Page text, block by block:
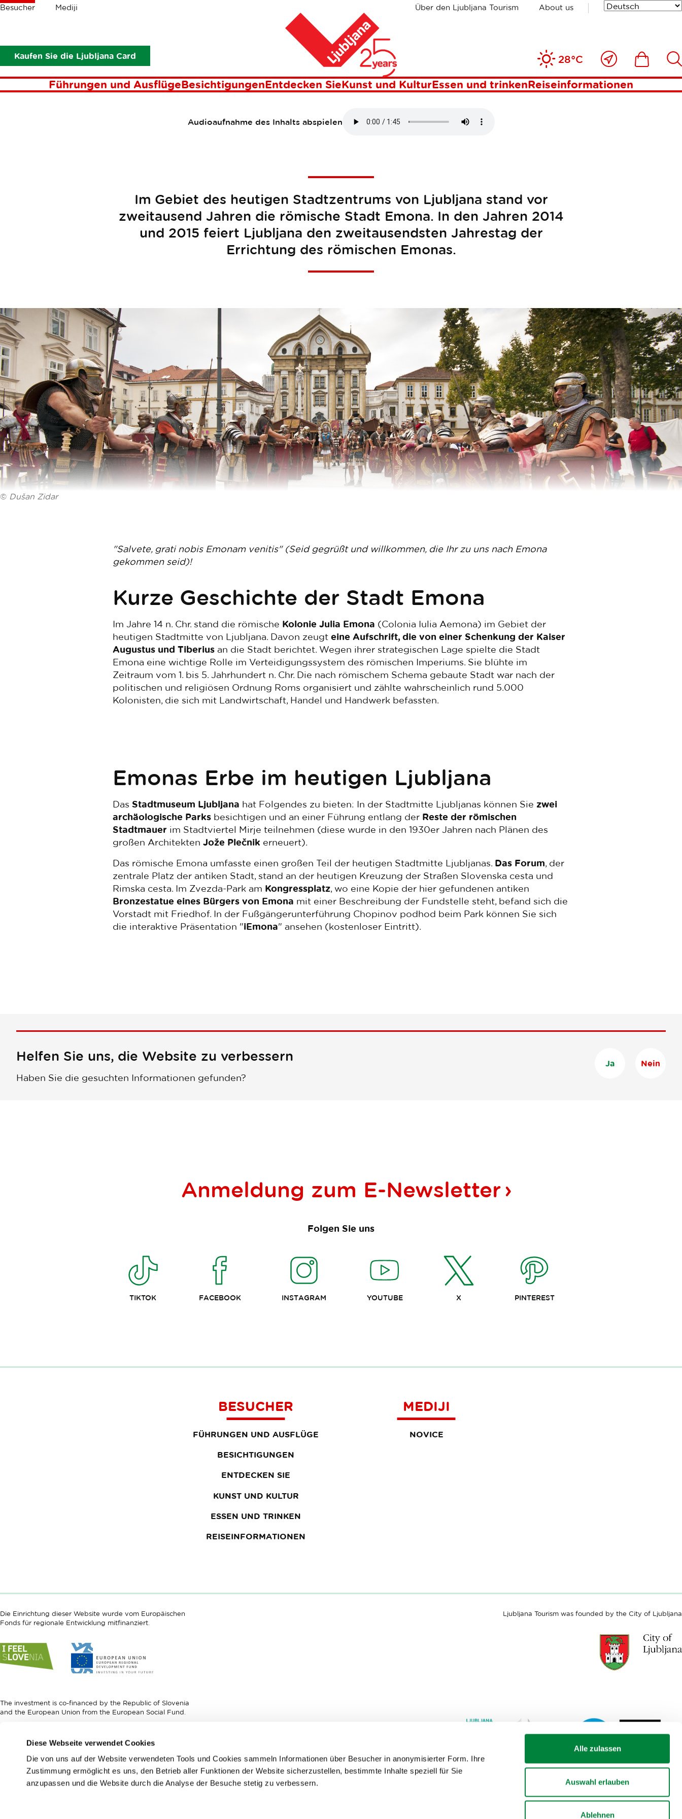
Diese Webseite verwendet Cookies
Die von uns auf der Website verwendeten Tools und Cookies sammeln Informationen über Besucher in anonymisierter Form. Ihre
Zustimmung ermöglicht es uns, den Betrieb aller Funktionen der Website sicherzustellen, bestimmte Inhalte speziell für Sie
anzupassen und die Website durch die Analyse der Besuche stetig zu verbessern.
Alle zulassen
Auswahl erlauben
Ablehnen
Besucher Mediji Über den Ljubljana Tourism About us
Kaufen Sie die Ljubljana Card 28°C
Nahe
bei
mir
Führungen und AusflügeBesichtigungenEntdecken SieKunst und KulturEssen und trinkenReiseinformationen
Krümel
Römisches Ljubljana
Audioaufnahme des Inhalts abspielen
Im Gebiet des heutigen Stadtzentrums von Ljubljana stand vor
zweitausend Jahren die römische Stadt Emona. In den Jahren 2014
und 2015 feiert Ljubljana den zweitausendsten Jahrestag der
Errichtung des römischen Emonas.
© Dušan Zidar
"Salvete, grati nobis Emonam venitis" (Seid gegrüßt und willkommen, die Ihr zu uns nach Emona
gekommen seid)!
Kurze Geschichte der Stadt Emona
Im Jahre 14 n. Chr. stand die römische Kolonie Julia Emona (Colonia Iulia Aemona) im Gebiet der
heutigen Stadtmitte von Ljubljana. Davon zeugt eine Aufschrift, die von einer Schenkung der Kaiser
Augustus und Tiberius an die Stadt berichtet. Wegen ihrer strategischen Lage spielte die Stadt
Emona eine wichtige Rolle im Verteidigungssystem des römischen Imperiums. Sie blühte im
Zeitraum vom 1. bis 5. Jahrhundert n. Chr. Die nach römischem Schema gebaute Stadt war nach der
politischen und religiösen Ordnung Roms organisiert und zählte wahrscheinlich rund 5.000
Kolonisten, die sich mit Landwirtschaft, Handel und Handwerk befassten.
Emonas Erbe im heutigen Ljubljana
Das Stadtmuseum Ljubljana hat Folgendes zu bieten: In der Stadtmitte Ljubljanas können Sie zwei
archäologische Parks besichtigen und an einer Führung entlang der Reste der römischen
Stadtmauer im Stadtviertel Mirje teilnehmen (diese wurde in den 1930er Jahren nach Plänen des
großen Architekten Jože Plečnik erneuert).
Das römische Emona umfasste einen großen Teil der heutigen Stadtmitte Ljubljanas. Das Forum, der
zentrale Platz der antiken Stadt, stand an der heutigen Kreuzung der Straßen Slovenska cesta und
Rimska cesta. Im Zvezda-Park am Kongressplatz, wo eine Kopie der hier gefundenen antiken
Bronzestatue eines Bürgers von Emona mit einer Beschreibung der Fundstelle steht, befand sich die
Vorstadt mit Friedhof. In der Fußgängerunterführung Chopinov podhod beim Park können Sie sich
die interaktive Präsentation "iEmona" ansehen (kostenloser Eintritt).
Helfen Sie uns, die Website zu verbessern
Haben Sie die gesuchten Informationen gefunden?
Ja Nein
Anmeldung zum E-Newsletter
Folgen Sie uns
TIKTOK FACEBOOK INSTAGRAM YOUTUBE X PINTEREST
BESUCHER
FÜHRUNGEN UND AUSFLÜGE
BESICHTIGUNGEN
ENTDECKEN SIE
KUNST UND KULTUR
ESSEN UND TRINKEN
REISEINFORMATIONEN
MEDIJI
NOVICE
Die Einrichtung dieser Website wurde vom Europäischen
Fonds für regionale Entwicklung mitfinanziert.
Link
to
website
Slovenia
Link
to
website
Development
Fund
The investment is co-financed by the Republic of Slovenia
and the European Union from the European Social Fund.
website
European
Ljubljana Tourism was founded by the City of Ljubljana
Link
website
Ljubljana.si